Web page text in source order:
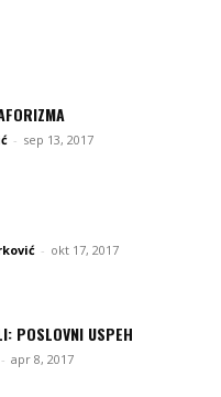
- sep 13, 2017
- okt 17, 2017
POSLOVNI USPEH
- apr 8, 2017